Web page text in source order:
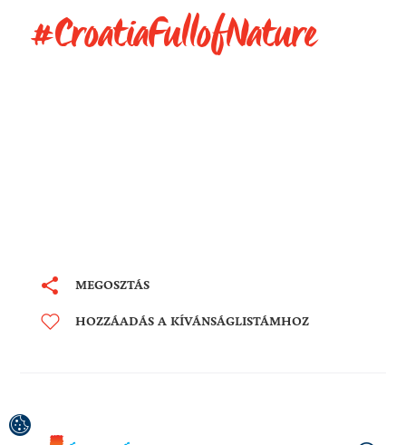
#CroatiaFullofNature
MEGOSZTÁS
HOZZÁADÁS A KÍVÁNSÁGLISTÁMHOZ